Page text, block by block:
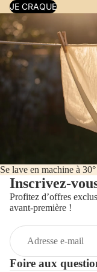
JE CRAQUE
Se lave en machine à
Inscrivez-
Profitez d’offres
avant-première !
E-
Foire aux